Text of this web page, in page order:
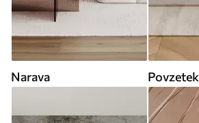
Narava Povzetek